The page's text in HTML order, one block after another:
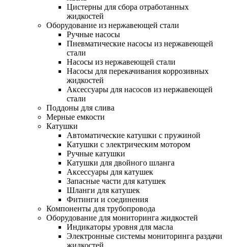
Цистерны для сбора отработанных
жидкостей
Оборудование из нержавеющей стали
Ручные насосы
Пневматические насосы из нержавеющей
стали
Насосы из нержавеющей стали
Насосы для перекачивания коррозивных
жидкостей
Аксессуары для насосов из нержавеющей
стали
Поддоны для слива
Мерные емкости
Катушки
Автоматические катушки с пружиной
Катушки с электрическим мотором
Ручные катушки
Катушки для двойного шланга
Аксессуары для катушек
Запасные части для катушек
Шланги для катушек
Фитинги и соединения
Компоненты для трубопровода
Оборудование для мониторинга жидкостей
Индикаторы уровня для масла
Электронные системы мониторинга раздачи